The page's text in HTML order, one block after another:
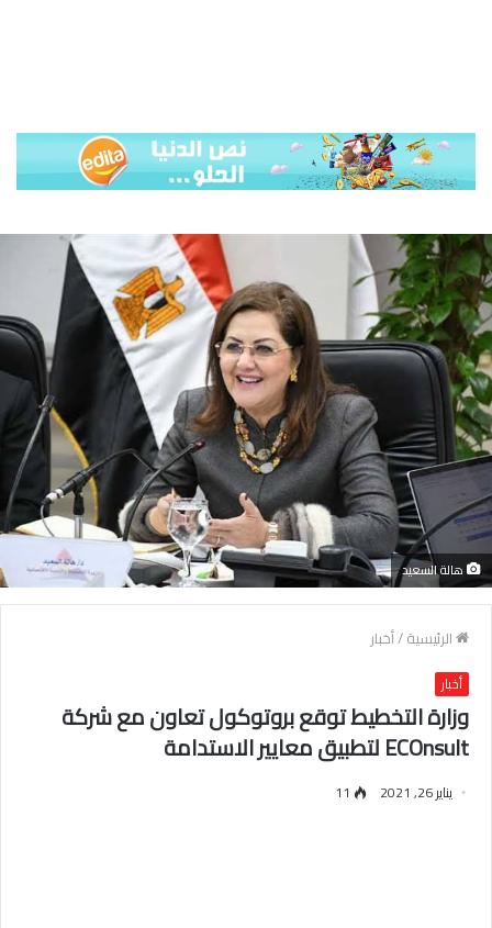
هالة السعيد
الرئيسية/أخبار
أخبار
وزارة التخطيط توقع بروتوكول تعاون مع شركة
ECOnsult لتطبيق معايير الاستدامة
يناير 26, 2021 11